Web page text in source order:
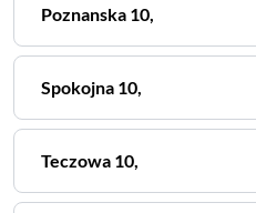
Poznanska 10,
Spokojna 10,
Teczowa 10,